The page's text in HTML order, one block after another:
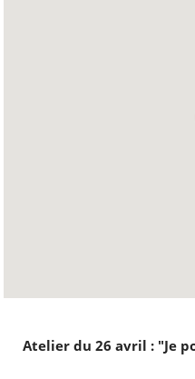
Atelier du 26 avril : "Je